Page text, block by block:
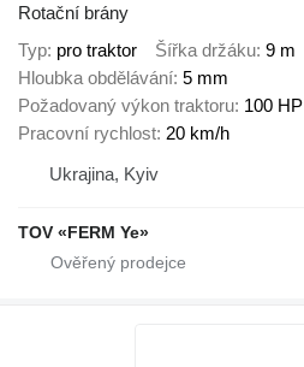
Rotační brány
Typ pro traktor Šířka držáku 9 m
Hloubka obdělávání 5 mm
Požadovaný výkon traktoru 100 HP
Pracovní rychlost 20 km/h
Ukrajina, Kyiv
TOV «FERM Ye»